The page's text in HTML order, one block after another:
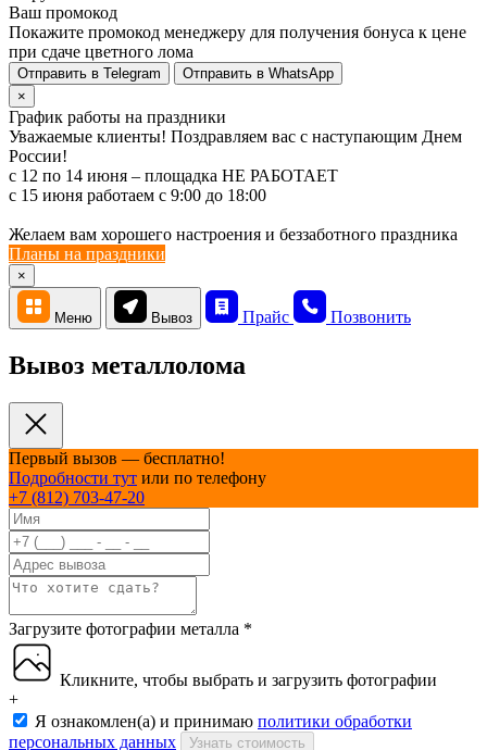
Ваш промокод
Покажите промокод менеджеру для получения бонуса к цене
при сдаче цветного лома
Отправить в Telegram
Отправить в WhatsApp
×
График работы на праздники
Уважаемые клиенты! Поздравляем вас с наступающим Днем
России!
с 12 по 14 июня – площадка НЕ РАБОТАЕТ
c 15 июня работаем с 9:00 до 18:00
Желаем вам хорошего настроения и беззаботного праздника
Планы на праздники
×
Меню Вывоз Прайс Позвонить
Вывоз металлолома
Первый вызов — бесплатно!
Подробности тут или по телефону
+7 (812) 703-47-20
Загрузите фотографии металла *
Кликните, чтобы выбрать и загрузить фотографии
+
Я ознакомлен(а) и принимаю политики обработки
персональных данных
Узнать стоимость